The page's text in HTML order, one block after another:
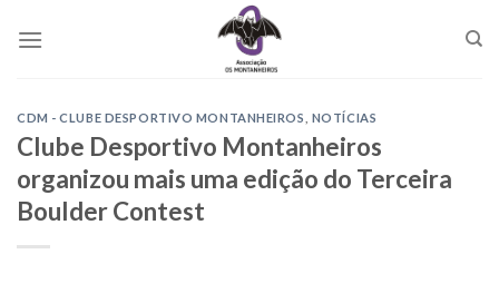
CDM - CLUBE DESPORTIVO MONTANHEIROS NOTÍCIAS
Clube Desportivo Montanheiros
organizou mais uma edição do Terceira
Boulder Contest